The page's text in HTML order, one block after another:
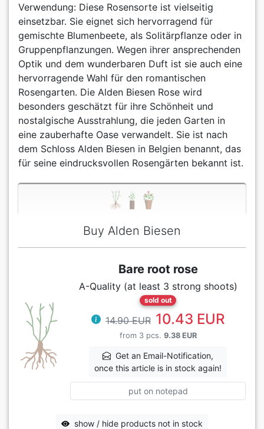
Verwendung: Diese Rosensorte ist vielseitig
einsetzbar. Sie eignet sich hervorragend für
gemischte Blumenbeete, als Solitärpflanze oder in
Gruppenpflanzungen. Wegen ihrer ansprechenden
Optik und dem wunderbaren Duft ist sie auch eine
hervorragende Wahl für den romantischen
Rosengarten. Die Alden Biesen Rose wird
besonders geschätzt für ihre Schönheit und
nostalgische Ausstrahlung, die jeden Garten in
eine zauberhafte Oase verwandelt. Sie ist nach
dem Schloss Alden Biesen in Belgien benannt, das
für seine eindrucksvollen Rosengärten bekannt ist.
Buy Alden Biesen
Bare root rose
A-Quality (at least 3 strong shoots)
sold out
14.90 EUR 10.43 EUR
from 3 pcs. 9.38 EUR
Get an Email-Notification,
once this article is in stock again!
put on notepad
show / hide products not in stock